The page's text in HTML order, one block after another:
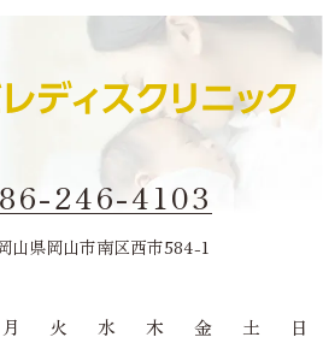
246-4103
山県岡山市南区西市584-1
月 火 水 木 金 土 日